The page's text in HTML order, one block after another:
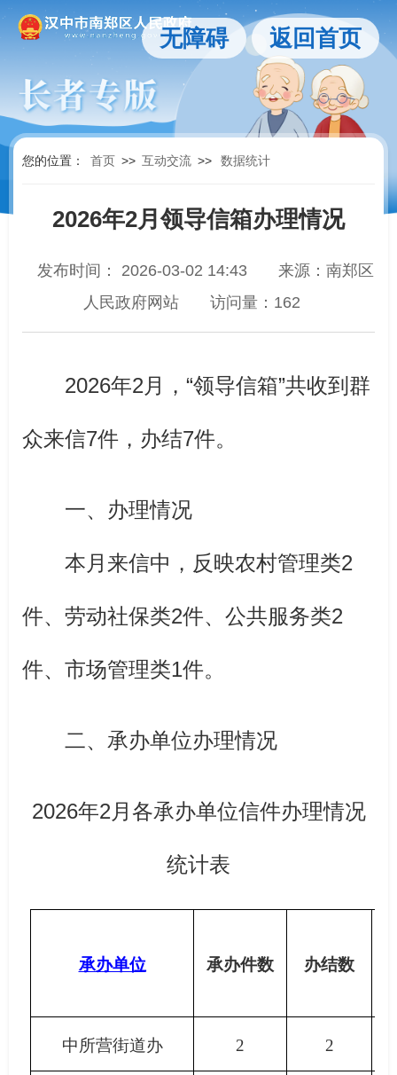
无障碍 返回首页
您的位置： 首页 >> 互动交流 >> 数据统计
2026年2月领导信箱办理情况
发布时间： 2026-03-02 14:43
来源：南郑区
人民政府网站
访问量： 162
2026年2月，“领导信箱”共收到群
众来信7件，办结7件。
一、办理情况
本月来信中，反映农村管理类2
件、劳动社保类2件、公共服务类2
件、市场管理类1件。
二、承办单位办理情况
2026年2月各承办单位信件办理情况
统计表
承办单位 承办件数 办结数
中所营街道办 2 2